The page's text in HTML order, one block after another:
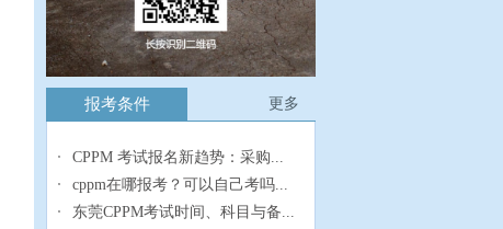
更多
报考条件
CPPM 考试报名新趋势：采购...
cppm在哪报考？可以自己考吗...
东莞CPPM考试时间、科目与备...